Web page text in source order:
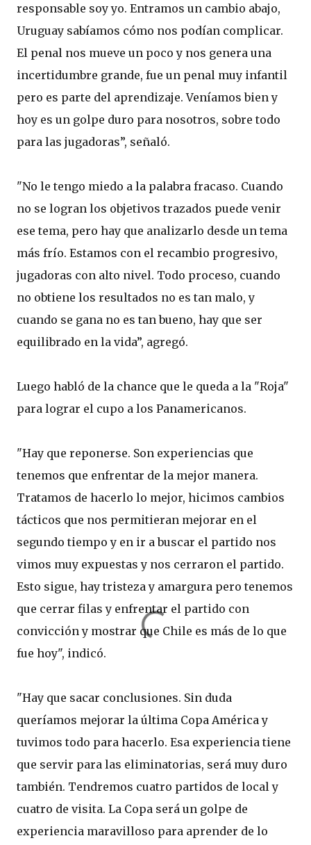
responsable soy yo. Entramos un cambio abajo,
Uruguay sabíamos cómo nos podían complicar.
El penal nos mueve un poco y nos genera una
incertidumbre grande, fue un penal muy infantil
pero es parte del aprendizaje. Veníamos bien y
hoy es un golpe duro para nosotros, sobre todo
para las jugadoras”, señaló.
"No le tengo miedo a la palabra fracaso. Cuando
no se logran los objetivos trazados puede venir
ese tema, pero hay que analizarlo desde un tema
más frío. Estamos con el recambio progresivo,
jugadoras con alto nivel. Todo proceso, cuando
no obtiene los resultados no es tan malo, y
cuando se gana no es tan bueno, hay que ser
equilibrado en la vida”, agregó.
Luego habló de la chance que le queda a la "Roja"
para lograr el cupo a los Panamericanos.
"Hay que reponerse. Son experiencias que
tenemos que enfrentar de la mejor manera.
Tratamos de hacerlo lo mejor, hicimos cambios
tácticos que nos permitieran mejorar en el
segundo tiempo y en ir a buscar el partido nos
vimos muy expuestas y nos cerraron el partido.
Esto sigue, hay tristeza y amargura pero tenemos
que cerrar filas y enfrentar el partido con
convicción y mostrar que Chile es más de lo que
fue hoy", indicó.
"Hay que sacar conclusiones. Sin duda
queríamos mejorar la última Copa América y
tuvimos todo para hacerlo. Esa experiencia tiene
que servir para las eliminatorias, será muy duro
también. Tendremos cuatro partidos de local y
cuatro de visita. La Copa será un golpe de
experiencia maravilloso para aprender de lo